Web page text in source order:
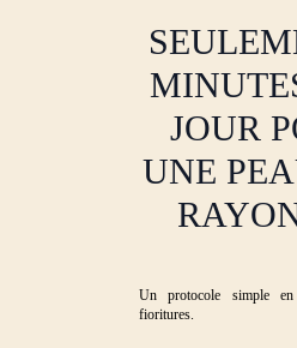
JOUR
UNE
Un protocole simple
fioritures.